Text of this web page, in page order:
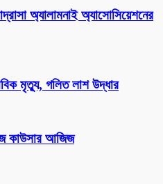
অ্যালামনাই অ্যাসোসিয়েশনের
মৃত্যু, গলিত লাশ উদ্ধার
কাউসার আজিজ